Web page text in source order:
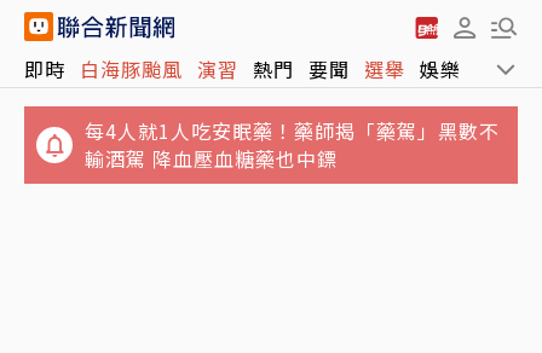
即時 白海豚颱風 演習 熱門 要聞 選舉 娛樂 運動
每4人就1人吃安眠藥！藥師揭「藥駕」黑數不
輸酒駕 降血壓血糖藥也中鏢